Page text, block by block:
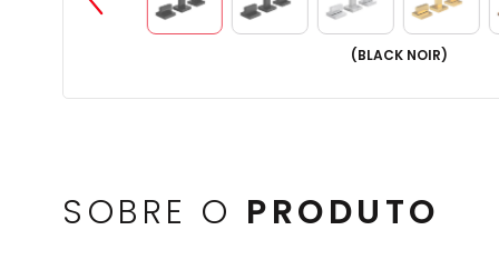
(BLACK NOIR)
SOBRE O PRODUTO